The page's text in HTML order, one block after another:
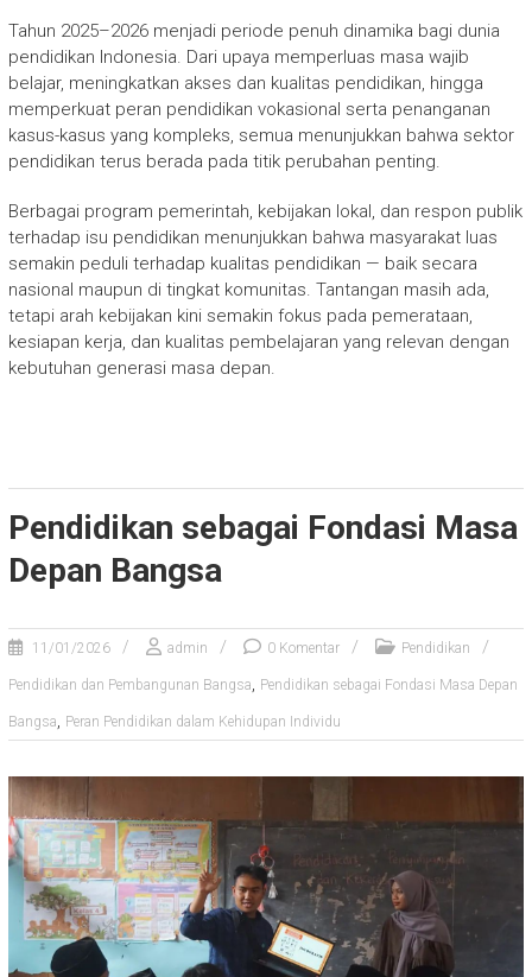
Tahun 2025–2026 menjadi periode penuh dinamika bagi dunia
pendidikan Indonesia. Dari upaya memperluas masa wajib
belajar, meningkatkan akses dan kualitas pendidikan, hingga
memperkuat peran pendidikan vokasional serta penanganan
kasus-kasus yang kompleks, semua menunjukkan bahwa sektor
pendidikan terus berada pada titik perubahan penting.
Berbagai program pemerintah, kebijakan lokal, dan respon publik
terhadap isu pendidikan menunjukkan bahwa masyarakat luas
semakin peduli terhadap kualitas pendidikan — baik secara
nasional maupun di tingkat komunitas. Tantangan masih ada,
tetapi arah kebijakan kini semakin fokus pada pemerataan,
kesiapan kerja, dan kualitas pembelajaran yang relevan dengan
kebutuhan generasi masa depan.
Pendidikan sebagai Fondasi Masa
Depan Bangsa
11/01/2026 admin 0 Komentar Pendidikan
Pendidikan dan Pembangunan Bangsa, Pendidikan sebagai Fondasi Masa Depan
Bangsa, Peran Pendidikan dalam Kehidupan Individu